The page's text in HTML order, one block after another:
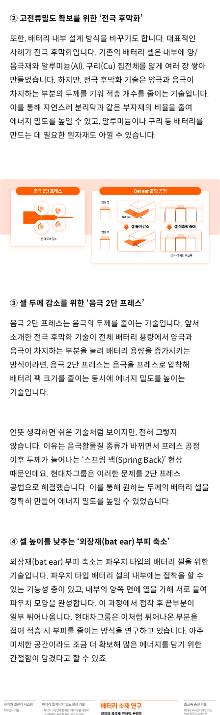
② 고전류밀도 확보를 위한 ‘전극 후막화’
또한, 배터리 내부 설계 방식을 바꾸기도 합니다. 대표적인
사례가 전극 후막화입니다. 기존의 배터리 셀은 내부에 양/
음극재와 알루미늄(Al), 구리(Cu) 집전체를 얇게 여러 장 쌓아
만들었습니다. 하지만, 전극 후막화 기술은 양극과 음극이
차지하는 부분의 두께를 키워 적층 개수를 줄이는 기술입니다.
이를 통해 자연스레 분리막과 같은 부자재의 비율을 줄여
에너지 밀도를 높일 수 있고, 알루미늄이나 구리 등 배터리를
만드는 데 필요한 원자재도 아낄 수 있습니다.
③ 셀 두께 감소를 위한 ‘음극 2단 프레스’
음극 2단 프레스는 음극의 두께를 줄이는 기술입니다. 앞서
소개한 전극 후막화 기술이 전체 배터리 용량에서 양극과
음극이 차지하는 부분을 늘려 배터리 용량을 증가시키는
방식이라면, 음극 2단 프레스는 음극을 프레스로 압착해
배터리 팩 크기를 줄이는 동시에 에너지 밀도를 높이는
기술입니다.
언뜻 생각하면 쉬운 기술처럼 보이지만, 전혀 그렇지
않습니다. 이유는 음극활물질 종류가 바뀌면서 프레스 공정
이후 두께가 늘어나는 ‘스프링 백(Spring Back)’ 현상
때문인데요. 현대차그룹은 이러한 문제를 2단 프레스
공법으로 해결했습니다. 이를 통해 원하는 두께의 배터리 셀을
정확히 만들어 에너지 밀도를 높일 수 있었습니다.
④ 셀 높이를 낮추는 ‘외장재(bat ear) 부피 축소’
외장재(bat ear) 부피 축소는 파우치 타입의 배터리 셀을 위한
기술입니다. 파우치 타입 배터리 셀의 내부에는 접착을 할 수
있는 기능성 층이 있고, 내부의 양쪽 면에 열을 가해 서로 붙여
파우치 모양을 완성합니다. 이 과정에서 접착 후 끝부분이
일부 튀어나옵니다. 현대차그룹은 이처럼 튀어나온 부분을
접어 적층 시 부피를 줄이는 방식을 연구하고 있습니다. 아주
미세한 공간이라도 조금 더 확보해 많은 에너지를 담기 위한
간절함이 담겼다고 할 수 있죠.